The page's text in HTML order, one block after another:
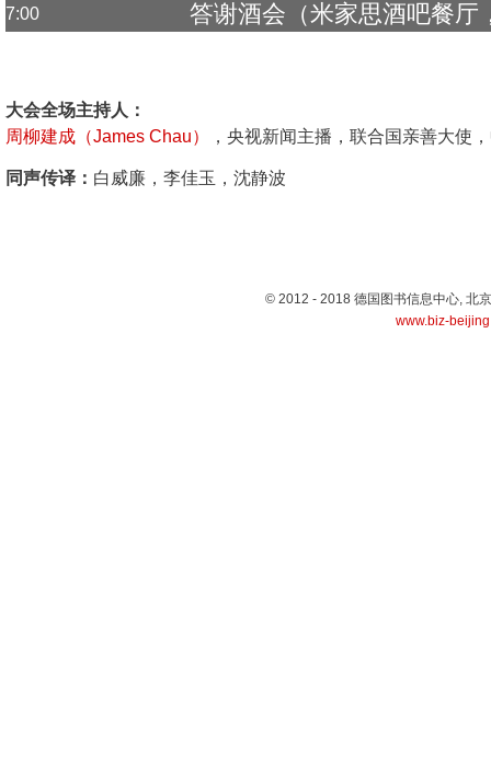
7:00 答谢酒会（米家思酒吧餐厅
大会全场主持人：
周柳建成（James Chau）
，央视新闻主播，联合国亲善大使
同声传译： 白威廉，李佳玉，沈静波
© 2012 - 2018 德国图书信息中心, 北
www.biz-